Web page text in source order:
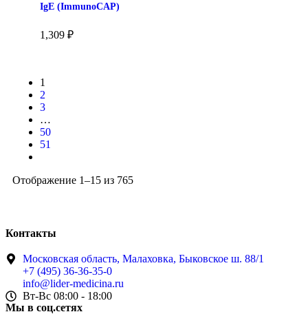
IgE (ImmunoCAP)
1,309 ₽
1
2
3
…
50
51
Отображение 1–15 из 765
Контакты
Московская область, Малаховка, Быковское ш. 88/1
+7 (495) 36-36-35-0
info@lider-medicina.ru
Вт-Вс 08:00 - 18:00
Мы в соц.сетях